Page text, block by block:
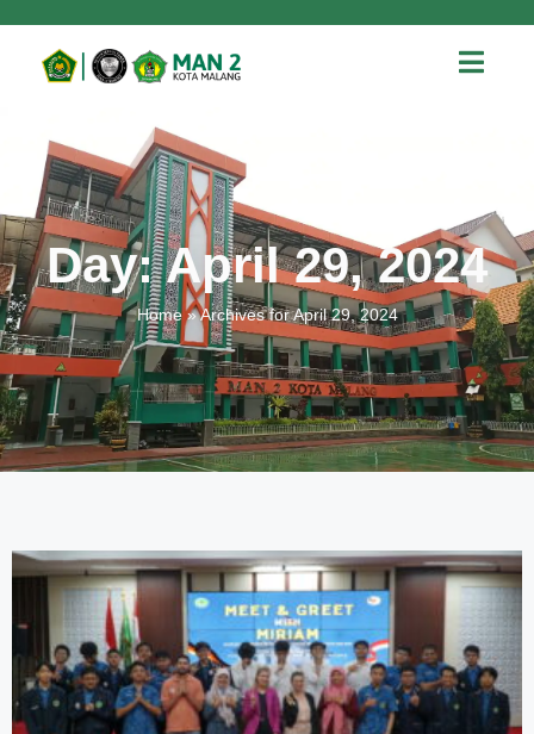
Day: April 29, 2024
Home»Archives for April 29, 2024